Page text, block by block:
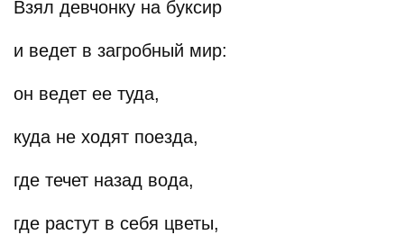
Взял девчонку на буксир
и ведет в загробный мир:
он ведет ее туда,
куда не ходят поезда,
где течет назад вода,
где растут в себя цветы,